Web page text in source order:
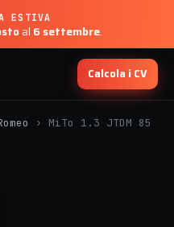
ESTIVA
al 6 settembre.
Calcola i CV
› MiTo 1.3 JTDM 85